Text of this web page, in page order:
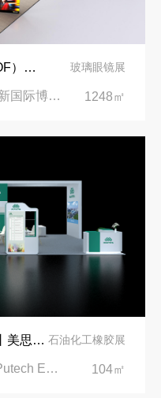
中国国际眼镜业展览会（SIOF）‌展台设计搭建-眼镜业巨头依视路陆逊梯卡 玻璃眼镜展
中国国际眼镜业展览会|上海新国际博览中心‌ 1248㎡
土耳其伊斯坦布尔展台设计丨美思德创新产品，打造聚氨酯行业标杆 石油化工橡胶展
土耳其伊斯坦布尔聚氨酯展Putech Eurasia|土耳其国际会展中心 104㎡